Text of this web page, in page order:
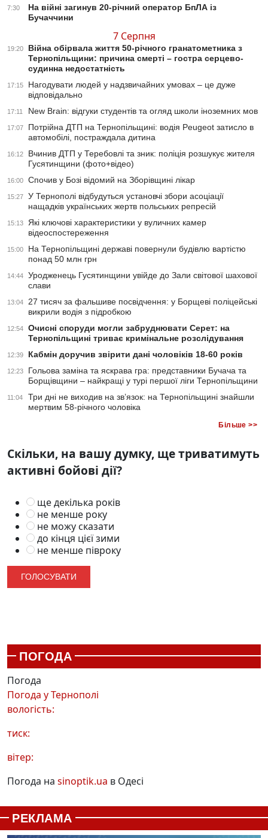
7:30
На війні загинув 20-річний оператор БпЛА із
Бучаччини
7 Серпня
19:20
Війна обірвала життя 50-річного гранатометника з
Тернопільщини: причина смерті – гостра серцево-
судинна недостатність
17:15
Нагодувати людей у надзвичайних умовах – це дуже
відповідально
17:11 New Brain: відгуки студентів та огляд школи іноземних мов
17:07
Потрійна ДТП на Тернопільщині: водія Peugeot затисло в
автомобілі, постраждала дитина
16:12
Вчинив ДТП у Теребовлі та зник: поліція розшукує жителя
Гусятинщини (фото+відео)
16:00 Спочив у Бозі відомий на Зборівщині лікар
15:27
У Тернополі відбудуться установчі збори асоціації
нащадків українських жертв польських репресій
15:13
Які ключові характеристики у вуличних камер
відеоспостереження
15:00
На Тернопільщині державі повернули будівлю вартістю
понад 50 млн грн
14:44
Уродженець Гусятинщини увійде до Зали світової шахової
слави
13:04
27 тисяч за фальшиве посвідчення: у Борщеві поліцейські
викрили водія з підробкою
12:54
Очисні споруди могли забруднювати Серет: на
Тернопільщині триває кримінальне розслідування
12:39 Кабмін доручив звірити дані чоловіків 18-60 років
12:23
Гольова заміна та яскрава гра: представники Бучача та
Борщівщини – найкращі у турі першої ліги Тернопільщини
11:04
Три дні не виходив на зв’язок: на Тернопільщині знайшли
мертвим 58-річного чоловіка
Більше >>
Скільки, на вашу думку, ще триватимуть
активні бойові дії?
ще декілька років
не менше року
не можу сказати
до кінця цієї зими
не менше півроку
ПОГОДА
Погода
Погода уТернополі
вологість:
тиск:
вітер:
Погода на sinoptik.ua в Одесі
РЕКЛАМА